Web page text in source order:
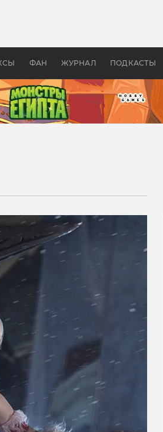
ФАН ЖУРНАЛ ПОДКАСТЫ
бы «Властелина колец»